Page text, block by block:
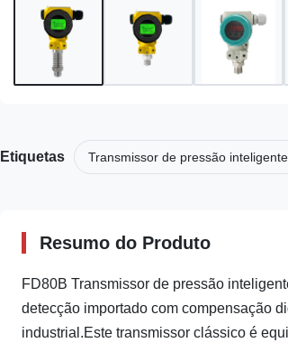
Etiquetas Transmissor de pressão inteligente
Resumo do Produto
FD80B Transmissor de pressão
detecção importado com compensação
industrial.Este transmissor clássico é